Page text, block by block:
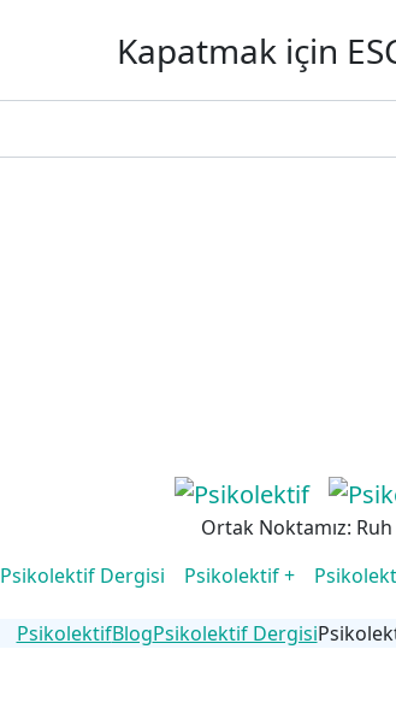
Kapatmak için
Ortak Noktamız: Ruh
Psikolektif Dergisi Psikolektif +
PsikolektifBlogPsikolektif Dergisi